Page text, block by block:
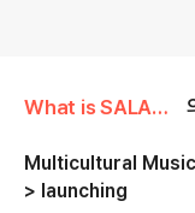
What is SALAD/News
Multicultural
> launching